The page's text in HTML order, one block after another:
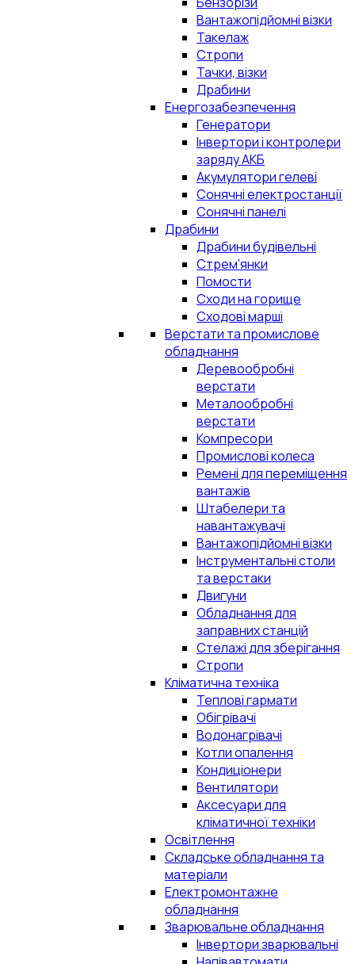
Вантажопідйомні візки
Такелаж
Стропи
Тачки, візки
Драбини
Енергозабезпечення
Генератори
Інвертори і контролери
заряду АКБ
Акумулятори гелеві
Сонячні електростанції
Сонячні панелі
Драбини
Драбини будівельні
Стрем'янки
Помости
Сходи на горище
Сходові марші
Верстати та промислове
обладнання
Деревообробні
верстати
Металообробні
верстати
Компресори
Промислові колеса
Ремені для переміщення
вантажів
Штабелери та
навантажувачі
Вантажопідйомні візки
Інструментальні столи
та верстаки
Двигуни
Обладнання для
заправних станцій
Стелажі для зберігання
Стропи
Кліматична техніка
Теплові гармати
Обігрівачі
Водонагрівачі
Котли опалення
Кондиціонери
Вентилятори
Аксесуари для
кліматичної техніки
Освітлення
Складське обладнання та
матеріали
Електромонтажне
обладнання
Зварювальне обладнання
Інвертори зварювальні